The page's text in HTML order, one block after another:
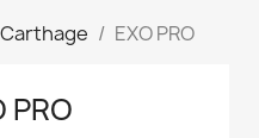
Carthage EXO PRO
PRO